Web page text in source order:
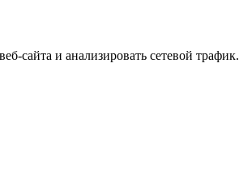
сайта и анализировать сетевой трафик.